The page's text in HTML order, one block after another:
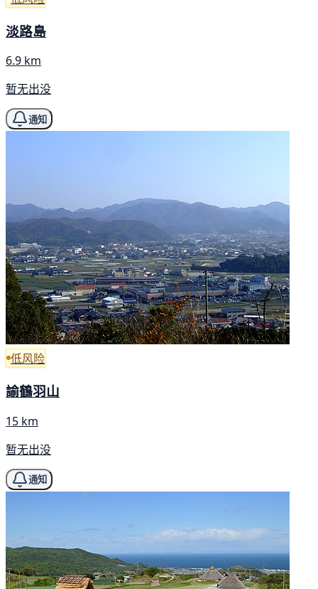
淡路島
6.9 km
暂无出没
通知
低风险
諭鶴羽山
15 km
暂无出没
通知